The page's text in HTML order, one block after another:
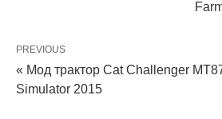
PREVIOUS
« Мод трактор Cat Challenger
Simulator 2015